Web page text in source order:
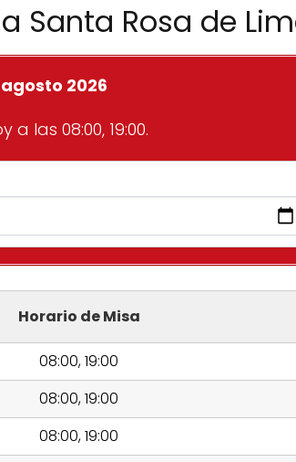
Santa Rosa de
2026
las 08:00, 19:00.
Horario de Misa
08:00, 19:00
08:00, 19:00
08:00, 19:00